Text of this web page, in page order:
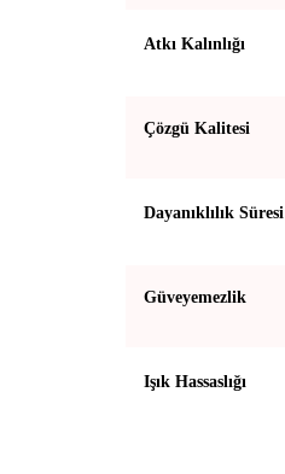
Atkı Kalınlığı
Çözgü Kalitesi
Dayanıklılık Süresi
Güveyemezlik
Işık Hassaslığı